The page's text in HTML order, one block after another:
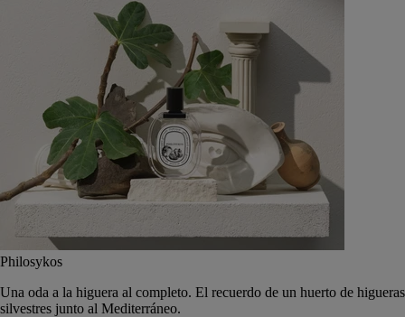
Philosykos
Una oda a la higuera al completo. El recuerdo de un huerto de higueras
silvestres junto al Mediterráneo.